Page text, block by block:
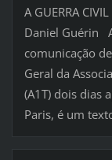
A GUERRA
Daniel Guérin
comunicação
Geral da
(A1T) dois dias
Paris, é um